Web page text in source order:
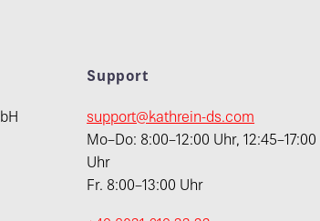
Support
support@kathrein-ds.com
Mo–Do: 8:00–12:00 Uhr, 12:45–17:00
Uhr
Fr. 8:00–13:00 Uhr